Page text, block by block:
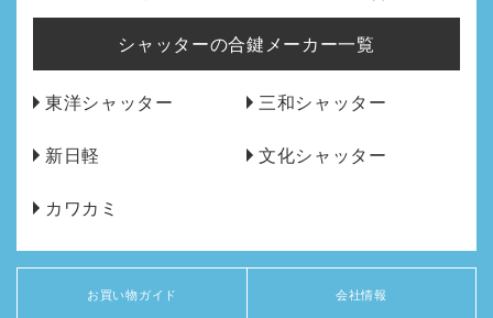
シャッターの合鍵メーカー一覧
東洋シャッター 三和シャッター
新日軽 文化シャッター
カワカミ
お買い物ガイド 会社情報